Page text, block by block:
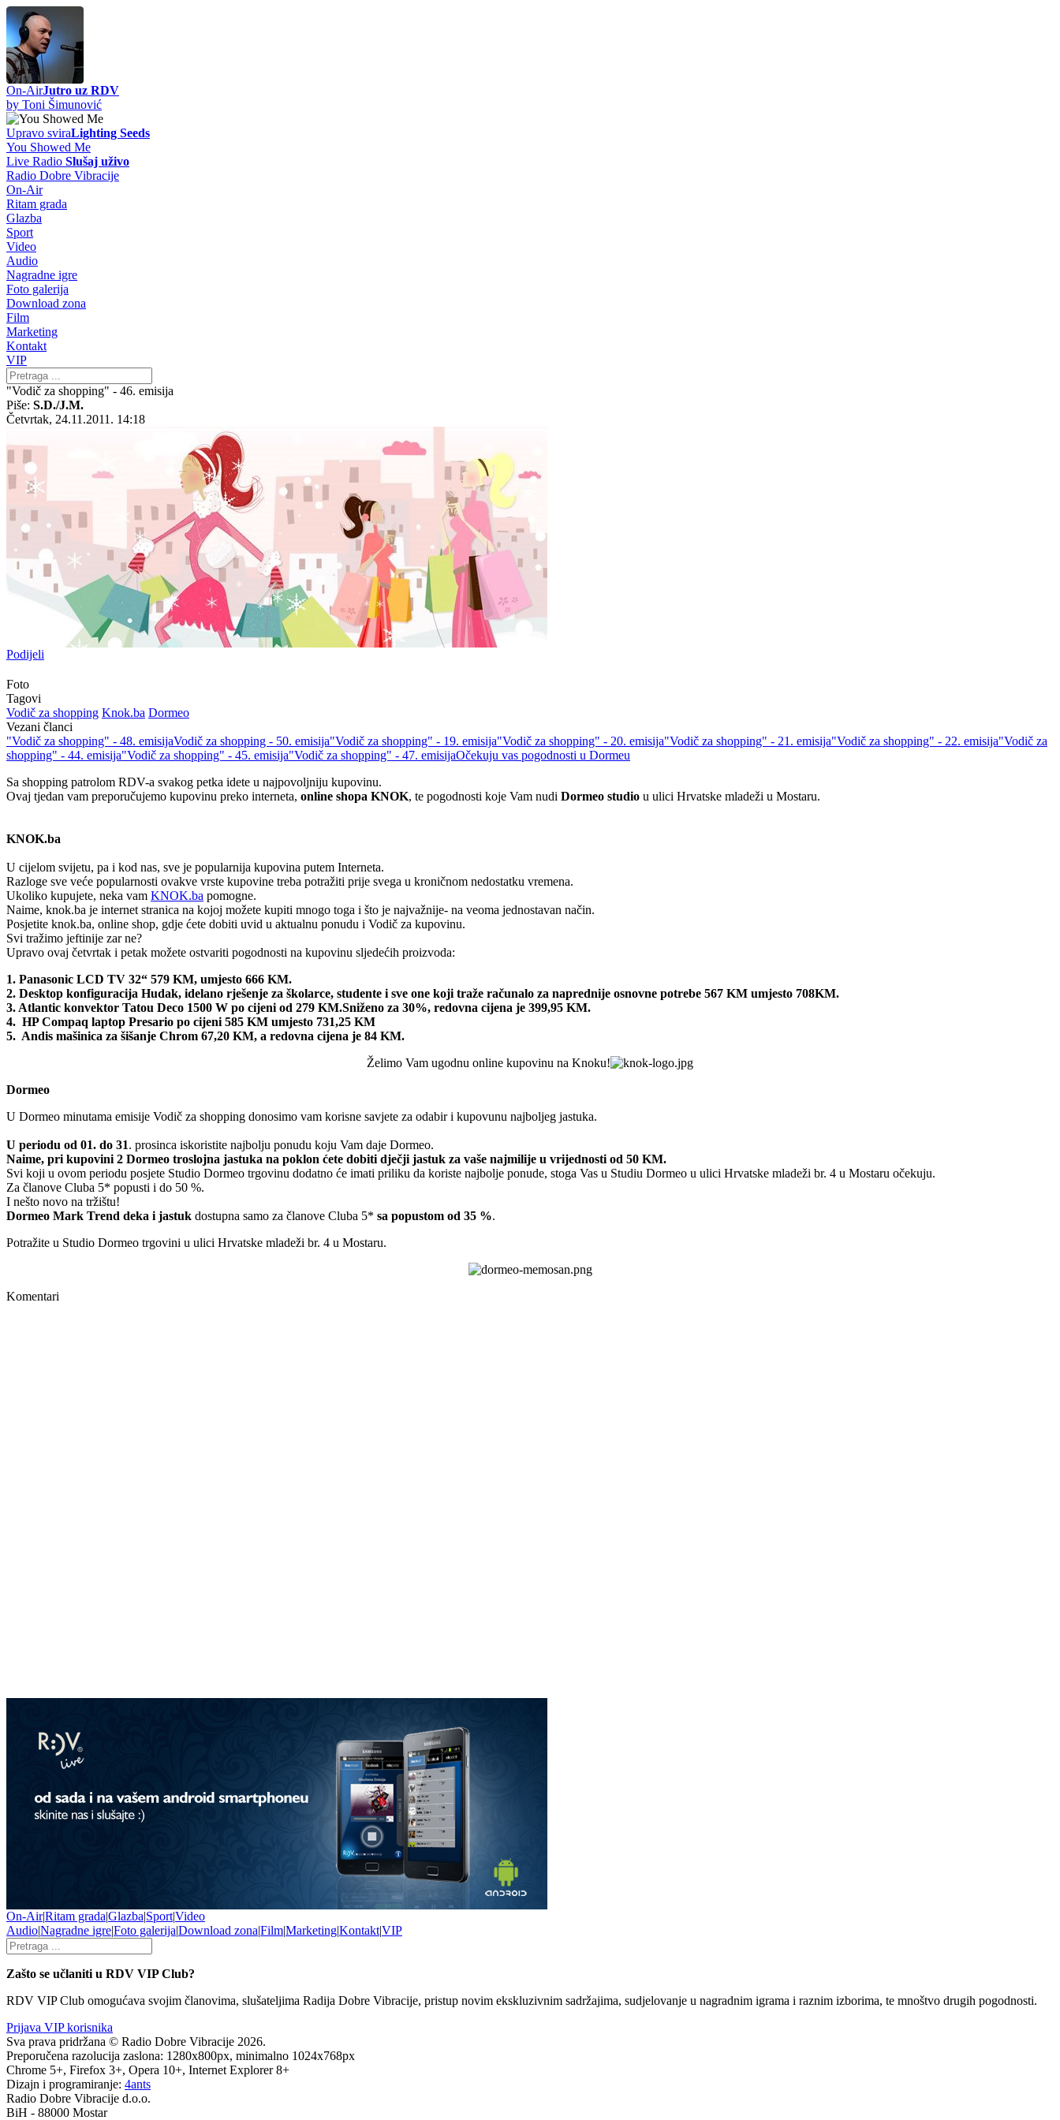
On-AirJutro uz RDV
by Toni Šimunović
Upravo sviraLighting Seeds
You Showed Me
Live Radio Slušaj uživo
Radio Dobre Vibracije
On-Air
Ritam grada
Glazba
Sport
Video
Audio
Nagradne igre
Foto galerija
Download zona
Film
Marketing
Kontakt
VIP
"Vodič za shopping" - 46. emisija
Piše: S.D./J.M.
Četvrtak, 24.11.2011. 14:18
Podijeli
Foto
Tagovi
Vodič za shopping Knok.ba Dormeo
Vezani članci
"Vodič za shopping" - 48. emisijaVodič za shopping - 50. emisija"Vodič za shopping" - 19. emisija"Vodič za shopping" - 20. emisija"Vodič za shopping" - 21. emisija"Vodič za shopping" - 22. emisija"Vodič za
shopping" - 44. emisija"Vodič za shopping" - 45. emisija"Vodič za shopping" - 47. emisijaOčekuju vas pogodnosti u Dormeu
Sa shopping patrolom RDV-a svakog petka idete u najpovoljniju kupovinu.
Ovaj tjedan vam preporučujemo kupovinu preko interneta, online shopa KNOK, te pogodnosti koje Vam nudi Dormeo studio u ulici Hrvatske mladeži u Mostaru.
KNOK.ba
U cijelom svijetu, pa i kod nas, sve je popularnija kupovina putem Interneta.
Razloge sve veće popularnosti ovakve vrste kupovine treba potražiti prije svega u kroničnom nedostatku vremena.
Ukoliko kupujete, neka vam KNOK.ba pomogne.
Naime, knok.ba je internet stranica na kojoj možete kupiti mnogo toga i što je najvažnije- na veoma jednostavan način.
Posjetite knok.ba, online shop, gdje ćete dobiti uvid u aktualnu ponudu i Vodič za kupovinu.
Svi tražimo jeftinije zar ne?
Upravo ovaj četvrtak i petak možete ostvariti pogodnosti na kupovinu sljedećih proizvoda:
1. Panasonic LCD TV 32“ 579 KM, umjesto 666 KM.
2. Desktop konfiguracija Hudak, idelano rješenje za školarce, studente i sve one koji traže računalo za naprednije osnovne potrebe 567 KM umjesto 708KM.
3. Atlantic konvektor Tatou Deco 1500 W po cijeni od 279 KM.Sniženo za 30%, redovna cijena je 399,95 KM.
4. HP Compaq laptop Presario po cijeni 585 KM umjesto 731,25 KM
5. Andis mašinica za šišanje Chrom 67,20 KM, a redovna cijena je 84 KM.
Želimo Vam ugodnu online kupovinu na Knoku!
Dormeo
U Dormeo minutama emisije Vodič za shopping donosimo vam korisne savjete za odabir i kupovunu najboljeg jastuka.
U periodu od 01. do 31. prosinca iskoristite najbolju ponudu koju Vam daje Dormeo.
Naime, pri kupovini 2 Dormeo troslojna jastuka na poklon ćete dobiti dječji jastuk za vaše najmilije u vrijednosti od 50 KM.
Svi koji u ovom periodu posjete Studio Dormeo trgovinu dodatno će imati priliku da koriste najbolje ponude, stoga Vas u Studiu Dormeo u ulici Hrvatske mladeži br. 4 u Mostaru očekuju.
Za članove Cluba 5* popusti i do 50 %.
I nešto novo na tržištu!
Dormeo Mark Trend deka i jastuk dostupna samo za članove Cluba 5* sa popustom od 35 %.
Potražite u Studio Dormeo trgovini u ulici Hrvatske mladeži br. 4 u Mostaru.
Komentari
On-Air|Ritam grada|Glazba|Sport|Video
Audio|Nagradne igre|Foto galerija|Download zona|Film|Marketing|Kontakt|VIP
Zašto se učlaniti u RDV VIP Club?
RDV VIP Club omogućava svojim članovima, slušateljima Radija Dobre Vibracije, pristup novim ekskluzivnim sadržajima, sudjelovanje u nagradnim igrama i raznim izborima, te mnoštvo drugih pogodnosti.
Prijava VIP korisnika
Sva prava pridržana © Radio Dobre Vibracije 2026.
Preporučena razolucija zaslona: 1280x800px, minimalno 1024x768px
Chrome 5+, Firefox 3+, Opera 10+, Internet Explorer 8+
Dizajn i programiranje: 4ants
Radio Dobre Vibracije d.o.o.
BiH - 88000 Mostar